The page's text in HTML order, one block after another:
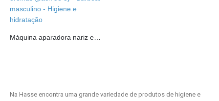
Na Hasse encontra uma grande variedade de produtos de higiene e